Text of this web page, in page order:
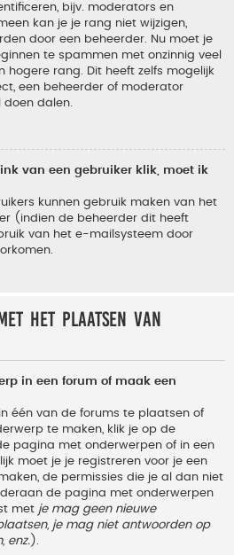
bijv. moderators en
kan je je rang niet wijzigen,
door een beheerder. Nu moet je
te spammen met onzinnig veel
hogere rang. Dit heeft zelfs mogelijk
een beheerder of moderator
doen dalen.
van een gebruiker klik, moet ik
kunnen gebruik maken van het
(indien de beheerder dit heeft
van het e-mailsysteem door
het plaatsen van
in een forum of maak een
één van de forums te plaatsen of
te maken, klik je op de
pagina met onderwerpen of in een
moet je je registreren voor je een
de permissies die je al dan niet
de pagina met onderwerpen
met je mag geen nieuwe
je mag niet antwoorden op
enz. ).